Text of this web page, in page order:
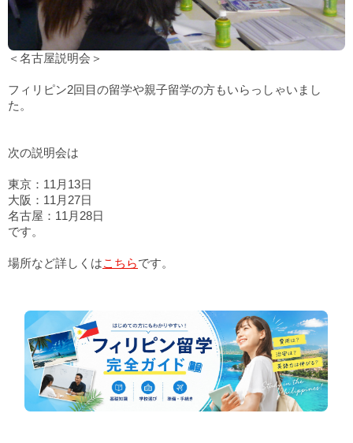
＜名古屋説明会＞
フィリピン2回目の留学や親子留学の方もいらっしゃいまし
た。
次の説明会は
東京：11月13日
大阪：11月27日
名古屋：11月28日
です。
場所など詳しくはこちらです。